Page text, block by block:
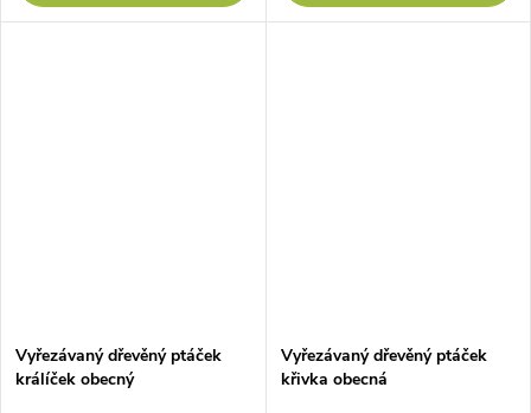
Vyřezávaný dřevěný ptáček
králíček obecný
Vyřezávaný dřevěný ptáček
křivka obecná